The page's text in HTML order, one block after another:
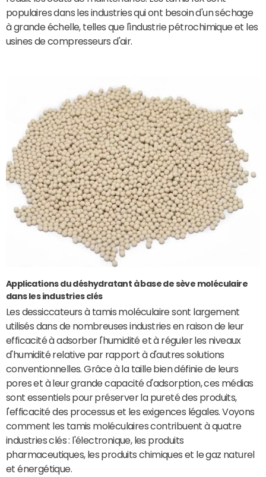
populaires dans les industries qui ont besoin d'un séchage
à grande échelle, telles que l'industrie pétrochimique et les
usines de compresseurs d'air.
Applications du déshydratant à base de sève moléculaire
dans les industries clés
Les dessiccateurs à tamis moléculaire sont largement
utilisés dans de nombreuses industries en raison de leur
efficacité à adsorber l'humidité et à réguler les niveaux
d'humidité relative par rapport à d'autres solutions
conventionnelles. Grâce à la taille bien définie de leurs
pores et à leur grande capacité d'adsorption, ces médias
sont essentiels pour préserver la pureté des produits,
l'efficacité des processus et les exigences légales. Voyons
comment les tamis moléculaires contribuent à quatre
industries clés : l'électronique, les produits
pharmaceutiques, les produits chimiques et le gaz naturel
et énergétique.